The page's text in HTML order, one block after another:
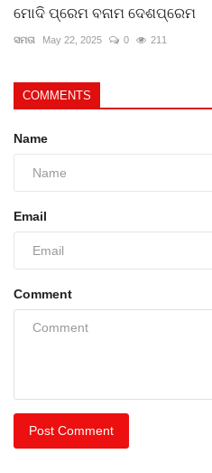
ମୋଦି ପ୍ରେମ ବନାମ ଦେଶପ୍ରେମ
ସମତା May 22, 2025 0 211
COMMENTS
Name
Email
Comment
Post Comment